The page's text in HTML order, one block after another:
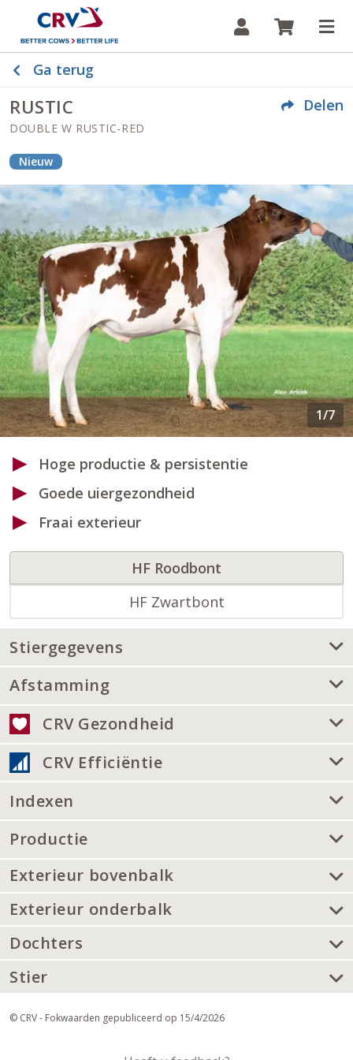
Inloggen
Ga terug
RUSTIC
DOUBLE W RUSTIC-RED
Delen
Nieuw
Hoge productie & persistentie
Goede uiergezondheid
Fraai exterieur
HF Roodbont
HF Zwartbont
Stiergegevens
Afstamming
CRV Gezondheid
CRV Efficiëntie
Indexen
Productie
Exterieur bovenbalk
Exterieur onderbalk
Dochters
Stier
© CRV - Fokwaarden gepubliceerd op 15/4/2026